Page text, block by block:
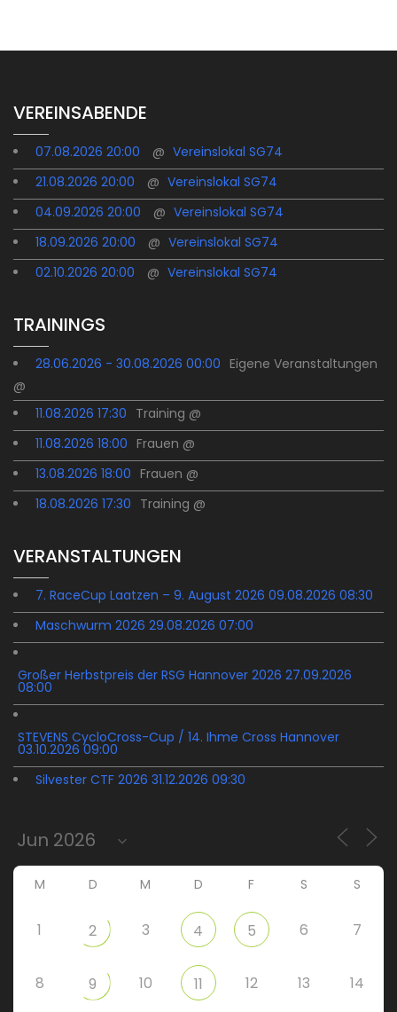
VEREINSABENDE
07.08.2026 20:00 @ Vereinslokal SG74
21.08.2026 20:00
@ Vereinslokal SG74
04.09.2026 20:00
@ Vereinslokal SG74
18.09.2026 20:00
@ Vereinslokal SG74
02.10.2026 20:00
@ Vereinslokal SG74
TRAININGS
28.06.2026 - 30.08.2026 00:00 Eigene Veranstaltungen
@
11.08.2026 17:30 Training @
11.08.2026 18:00 Frauen @
13.08.2026 18:00 Frauen @
18.08.2026 17:30 Training @
VERANSTALTUNGEN
7. RaceCup Laatzen – 9. August 2026 09.08.2026 08:30
Maschwurm 2026 29.08.2026 07:00
Großer Herbstpreis der RSG Hannover 2026 27.09.2026
08:00
STEVENS CycloCross-Cup / 14. Ihme Cross Hannover
03.10.2026 09:00
Silvester CTF 2026 31.12.2026 09:30
M D M D F S S
1 2 3 4 5 6 7
8 9 10 11 12 13 14